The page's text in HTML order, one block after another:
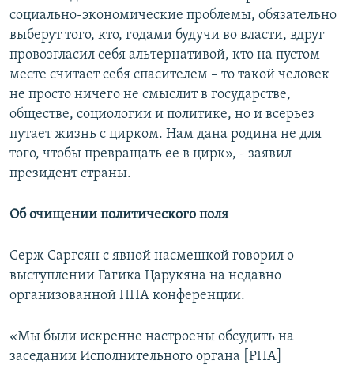
социально-экономические проблемы, обязательно
выберут того, кто, годами будучи во власти, вдруг
провозгласил себя альтернативой, кто на пустом
месте считает себя спасителем – то такой человек
не просто ничего не смыслит в государстве,
обществе, социологии и политике, но и всерьез
путает жизнь с цирком. Нам дана родина не для
того, чтобы превращать ее в цирк», - заявил
президент страны.
Об очищении политического поля
Серж Саргсян с явной насмешкой говорил о
выступлении Гагика Царукяна на недавно
организованной ППА конференции.
«Мы были искренне настроены обсудить на
заседании Исполнительного органа [РПА]